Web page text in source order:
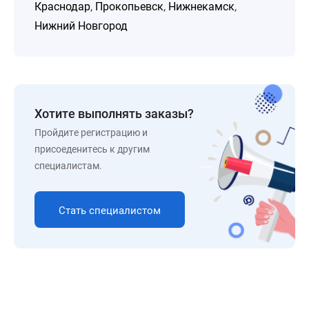
Краснодар, Прокопьевск, Нижнекамск,
Нижний Новгород
Хотите выполнять заказы?
Пройдите регистрацию и
присоеденитесь к другим
специалистам.
Стать специалистом